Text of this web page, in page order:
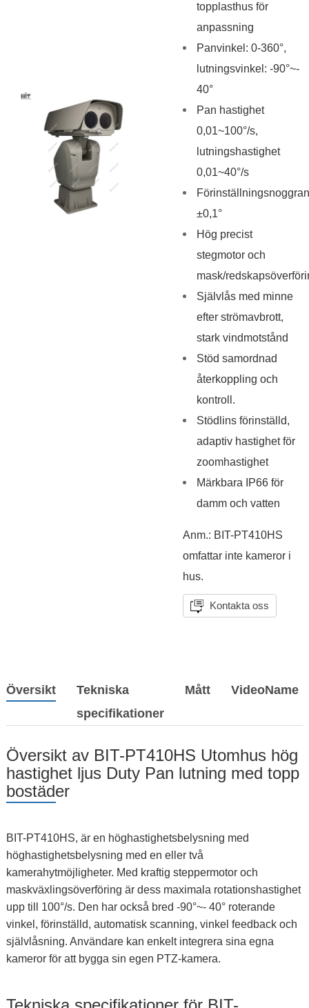
topplasthus för
anpassning
Panvinkel: 0-360°,
lutningsvinkel: -90°~-
40°
Pan hastighet
0,01~100°/s,
lutningshastighet
0,01~40°/s
±0,1°
Hög precist
stegmotor och
mask/
Självlås med minne
efter strömavbrott,
stark vindmotstånd
Stöd samordnad
återkoppling och
kontroll.
Stödlins förinställd,
adaptiv hastighet för
zoomhastighet
Märkbara IP66 för
damm och vatten
Anm.: BIT-PT410HS
omfattar inte kameror i
hus.
Kontakta oss
Översikt
Tekniska
specifikationer
Mått VideoName
Översikt av BIT-PT410HS Utomhus hög
hastighet ljus Duty Pan lutning med topp
bostäder
BIT-PT410HS, är en höghastighetsbelysning med
höghastighetsbelysning med en eller två
kamerahytmöjligheter. Med kraftig steppermotor och
maskväxlingsöverföring är dess maximala rotationshastighet
upp till 100°/s. Den har också bred -90°~- 40° roterande
vinkel, förinställd, automatisk scanning, vinkel feedback och
självlåsning. Användare kan enkelt integrera sina egna
kameror för att bygga sin egen PTZ-kamera.